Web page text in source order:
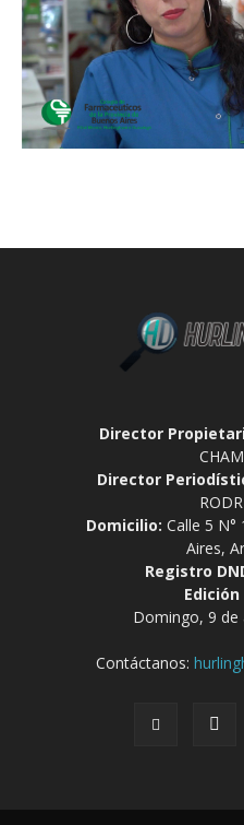
Director
Director
Domicilio: Calle 5 N°
Aires,
Registro
Edición
Domingo, 9 de
Contáctanos: